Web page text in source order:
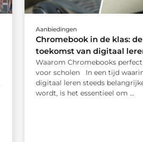
Aanbiedingen
Chromebook in de klas: de
toekomst van digitaal
Waarom Chromebooks
voor scholen In een tijd
digitaal leren steeds
wordt, is het essentieel om ...